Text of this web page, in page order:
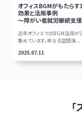
オフィスBGMがもたらす
効果と活用事例
～障がい者就労継続支
近年オフィスでのBGM活用が
集めています。単なる空間演...
2025.07.11